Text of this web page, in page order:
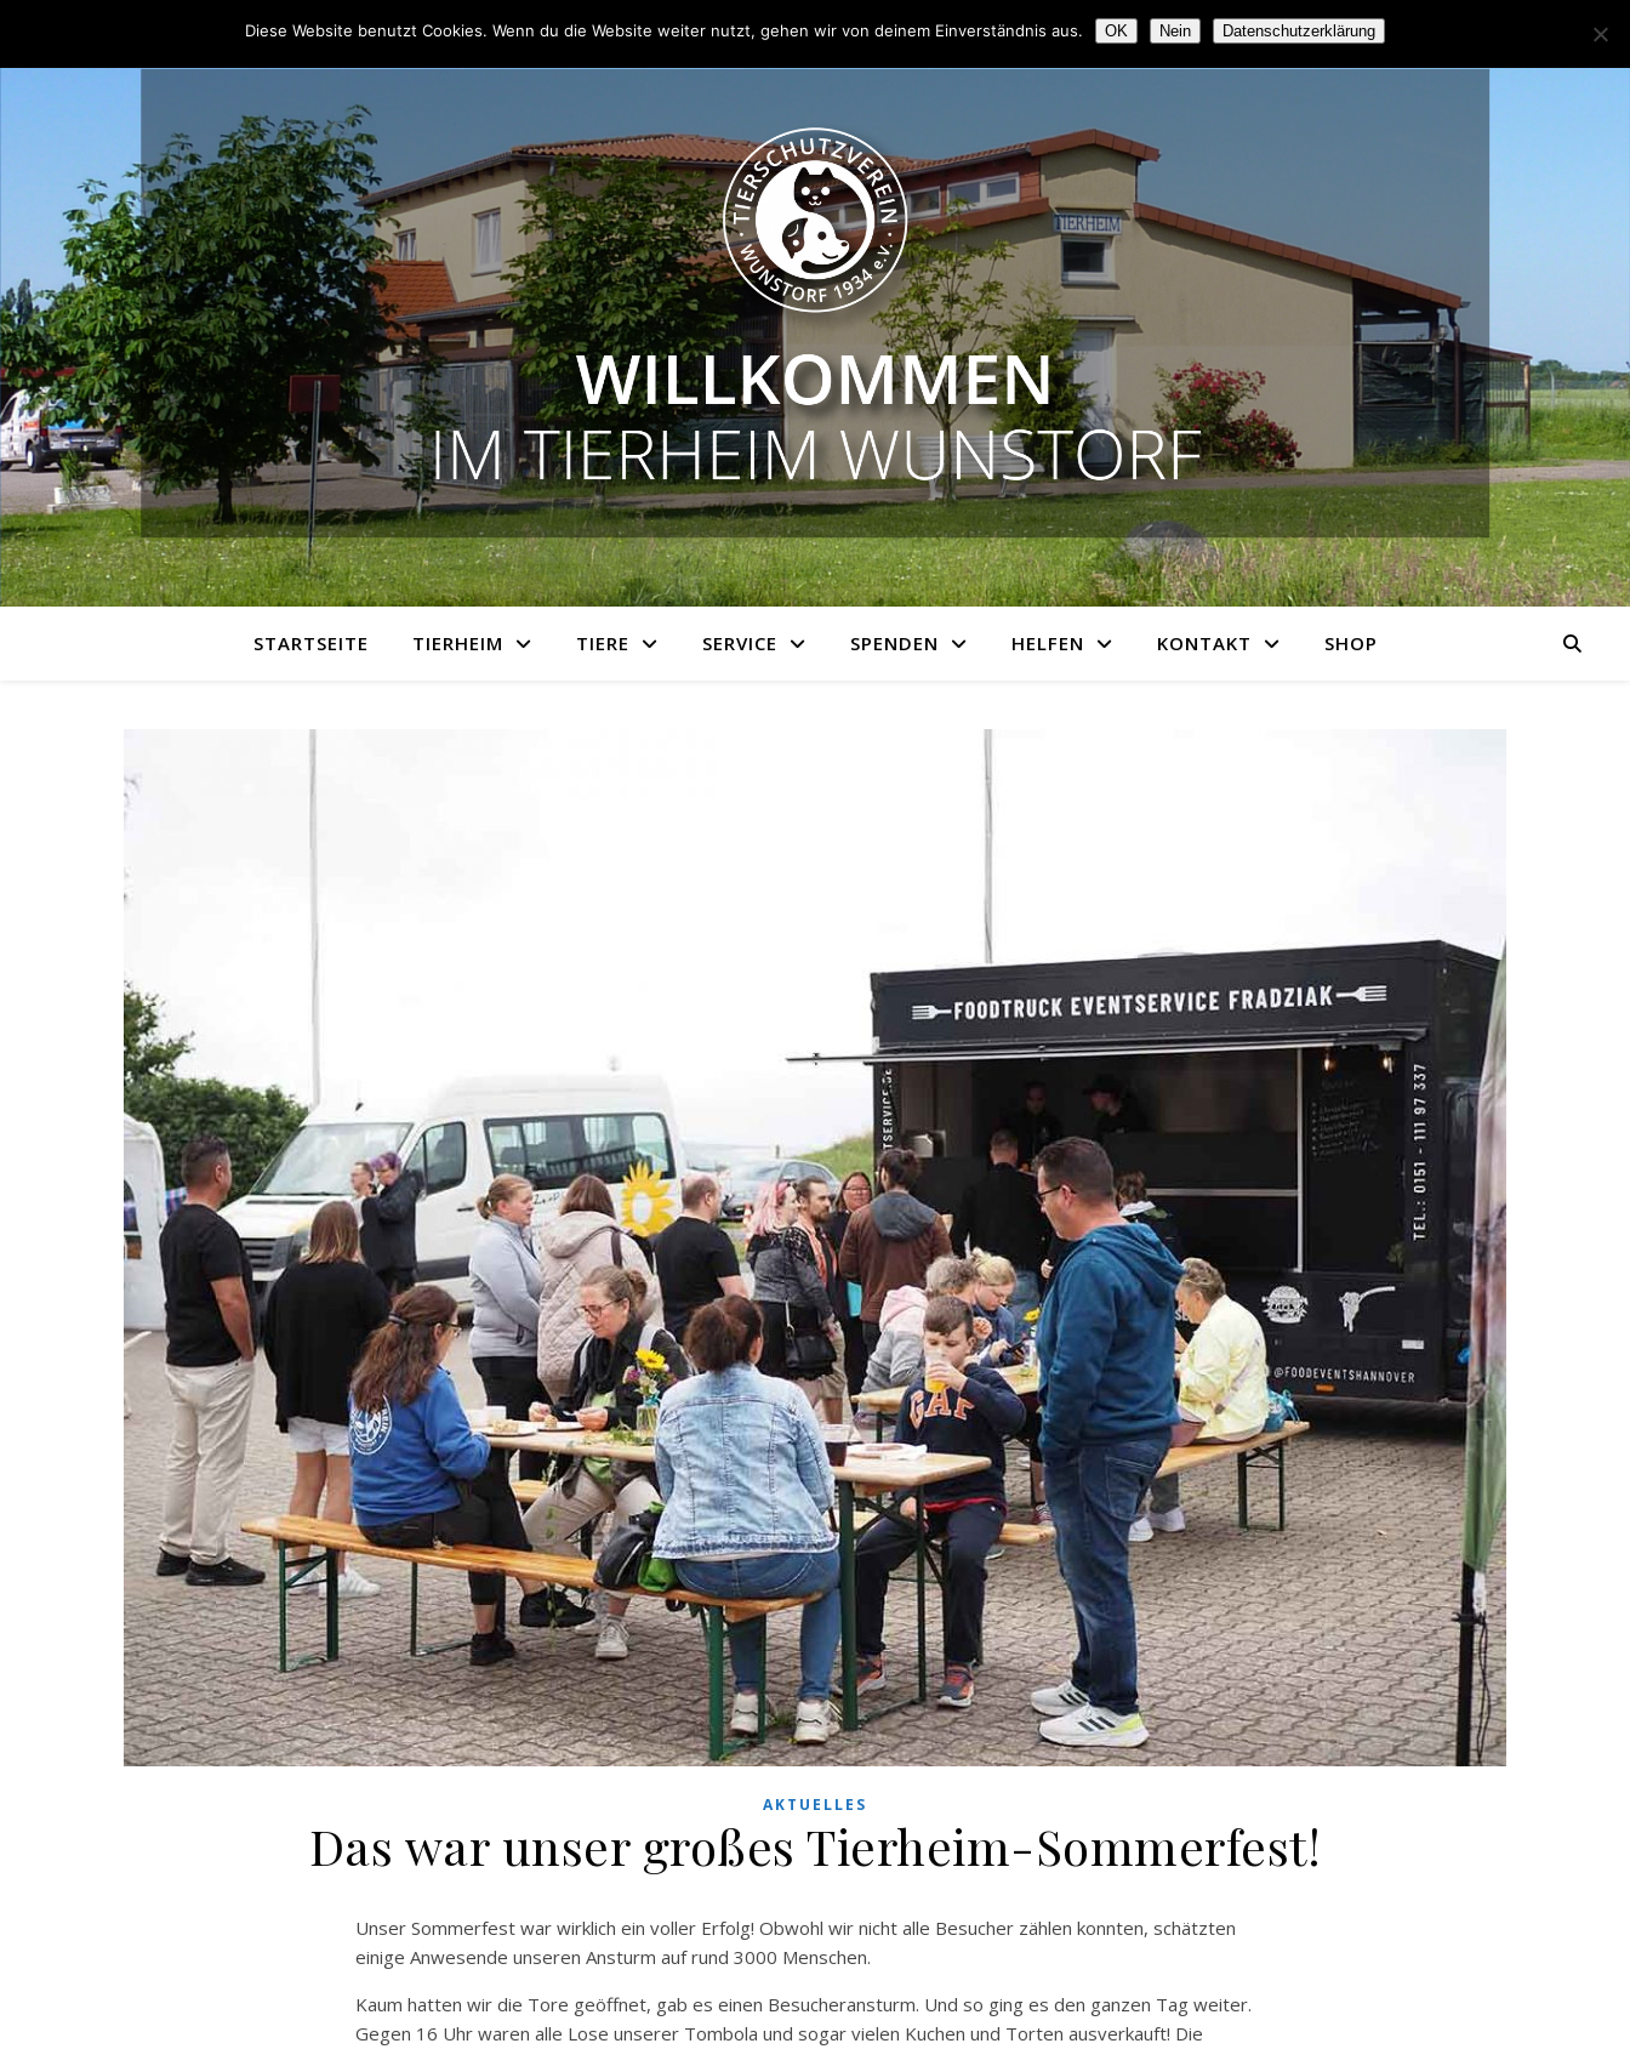
STARTSEITE TIERHEIM TIERE SERVICE SPENDEN HELFEN KONTAKT SHOP
AKTUELLES
Das war unser großes Tierheim-Sommerfest!
Unser Sommerfest war wirklich ein voller Erfolg! Obwohl wir nicht alle Besucher zählen konnten, schätzten
einige Anwesende unseren Ansturm auf rund 3000 Menschen.
Kaum hatten wir die Tore geöffnet, gab es einen Besucheransturm. Und so ging es den ganzen Tag weiter.
Gegen 16 Uhr waren alle Lose unserer Tombola und sogar vielen Kuchen und Torten ausverkauft! Die
Diese Website benutzt Cookies. Wenn du die Website weiter nutzt, gehen wir von deinem Einverständnis aus. OK Nein Datenschutzerklärung